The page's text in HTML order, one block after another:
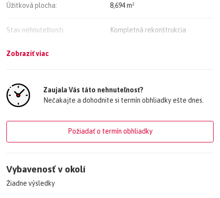
zmluvy NDA.
Voľnébývanie.sk V prípade záujmu volať Mgr. Lukáš Štefánek, 0907
Úžitková plocha: 8,694 m²
Stav nehnuteľnosti: Kompletná rekonštrukcia
Typ konštrukcie:
Počet nadzemných podlaží: 1
Energetický certifikát budovy: A
Zobraziť viac
Zaujala Vás táto nehnuteľnosť?
Nečakajte a dohodnite si termín obhliadky ešte dnes.
Požiadať o termín obhliadky
Vybavenosť v okolí
Žiadne výsledky